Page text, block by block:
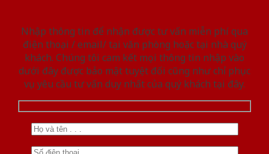
Nhập thông tin để nhận được tư vấn miễn phí qua
điện thoại / email/ tại văn phòng hoặc tại nhà quý
khách. Chúng tôi cam kết mọi thông tin nhập vào
dưới đây được bảo mật tuyệt đối cũng như chỉ phục
vụ yêu cầu tư vấn duy nhất của quý khách tại đây.